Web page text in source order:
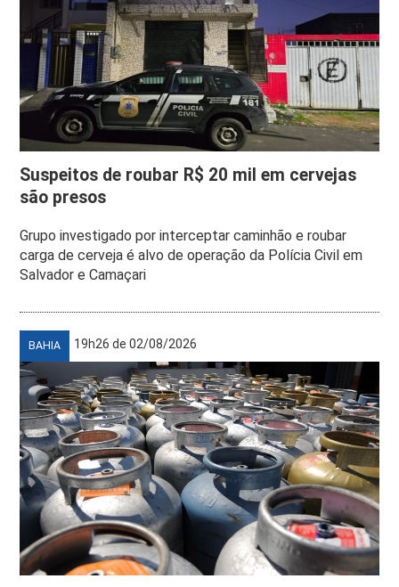
Suspeitos de roubar R$ 20 mil em cervejas
são presos
Grupo investigado por interceptar caminhão e roubar
carga de cerveja é alvo de operação da Polícia Civil em
Salvador e Camaçari
BAHIA 19h26 de 02/08/2026